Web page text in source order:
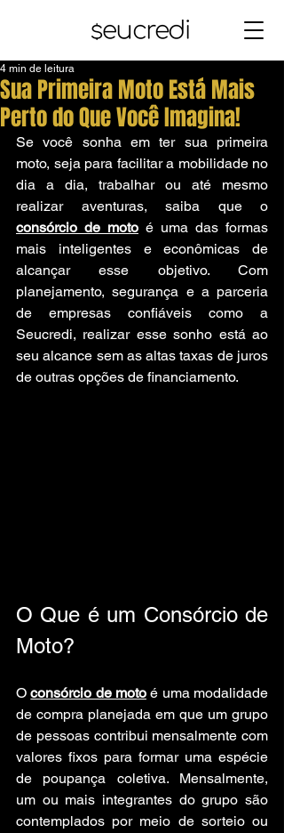
Sua Primeira Moto Está Mais
Perto do Que Você Imagina!
4 min de leitura
Se você sonha em ter sua primeira
moto, seja para facilitar a mobilidade no
dia a dia, trabalhar ou até mesmo
consórcio de moto é uma das formas
mais inteligentes e econômicas de
alcançar esse objetivo. Com
planejamento, segurança e a parceria
de empresas confiáveis como a
Seucredi, realizar esse sonho está ao
seu alcance sem as altas taxas de juros
de outras opções de financiamento.
O Que é um Consórcio de
Moto?
O consórcio de moto é uma modalidade
de compra planejada em que um grupo
de pessoas contribui mensalmente com
valores fixos para formar uma espécie
de poupança coletiva. Mensalmente,
um ou mais integrantes do grupo são
contemplados por meio de sorteio ou